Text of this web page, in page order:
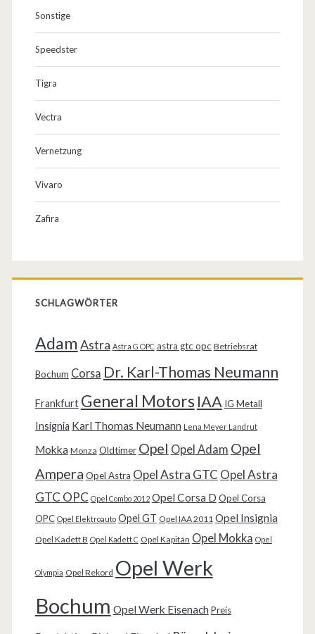
Sonstige
Speedster
Tigra
Vectra
Vernetzung
Vivaro
Zafira
SCHLAGWÖRTER
AdamAstra Astra G OPC astra gtc opc Betriebsrat
Bochum Corsa Dr. Karl-Thomas Neumann
Frankfurt General Motors IAA IG Metall
Insignia Karl Thomas Neumann Lena Meyer Landrut
Mokka Monza Oldtimer Opel Opel Adam Opel
Ampera Opel Astra Opel Astra GTC Opel Astra
GTC OPC Opel Combo 2012 Opel Corsa D Opel Corsa
OPC Opel Elektroauto Opel GT Opel IAA 2011 Opel Insignia
Opel Kadett B Opel Kadett C Opel Kapitän Opel Mokka Opel
Olympia Opel Rekord Opel Werk
Bochum Opel Werk Eisenach Preis